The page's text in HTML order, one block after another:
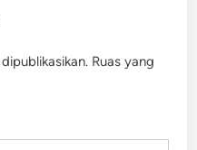
Ruas yang